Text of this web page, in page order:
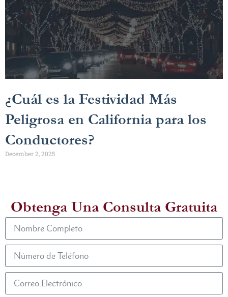
¿Cuál es la Festividad Más
Peligrosa en California para los
Conductores?
December 2, 2025
Obtenga Una Consulta Gratuita